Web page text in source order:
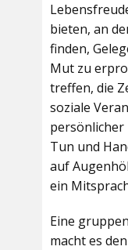
bieten, an
finden,
Mut zu
treffen, die
soziale
persönlicher
Tun und
auf
ein
Eine
macht es